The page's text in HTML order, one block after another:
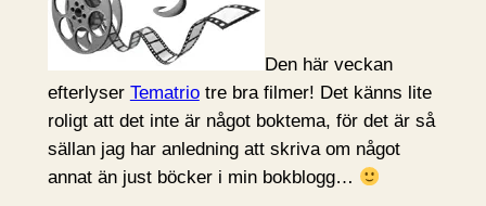
Den här veckan
efterlyser Tematriotre bra filmer! Det känns lite
roligt att det inte är något boktema, för det är så
sällan jag har anledning att skriva om något
annat än just böcker i min bokblogg…